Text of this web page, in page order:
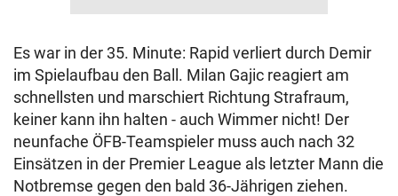
Es war in der 35. Minute: Rapid verliert durch Demir
im Spielaufbau den Ball. Milan Gajic reagiert am
schnellsten und marschiert Richtung Strafraum,
keiner kann ihn halten - auch Wimmer nicht! Der
neunfache ÖFB-Teamspieler muss auch nach 32
Einsätzen in der Premier League als letzter Mann die
Notbremse gegen den bald 36-Jährigen ziehen.